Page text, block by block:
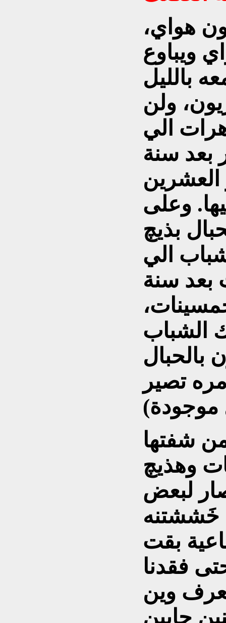
هواي،
ويباوع
بالليل
ولن
الي
بعد سنة
العشرين
وعلى
بذيچ
الي
بعد سنة
الشباب
بالحبال
تصير
شفتها
وهذيچ
لبعض
خَششتنه
بقت
فقدنا
نعرف وين